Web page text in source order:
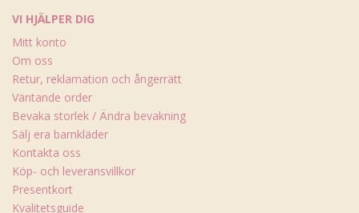
VI HJÄLPER DIG
Mitt konto
Om oss
Retur, reklamation och ångerrätt
Väntande order
Bevaka storlek / Ändra bevakning
Sälj era barnkläder
Kontakta oss
Köp- och leveransvillkor
Presentkort
Kvalitetsguide